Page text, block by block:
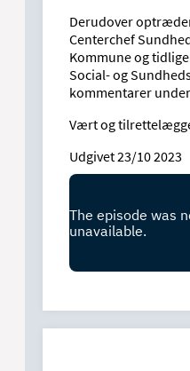
Derudover
Centerchef
Kommune og
Social- og
kommentarer
Vært og
Udgivet 23/10 2023